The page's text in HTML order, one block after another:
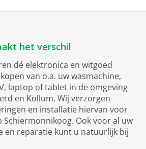
het verschil
dé elektronica en witgoed
van o.a. uw wasmachine,
laptop of tablet in de omgeving
en Kollum. Wij verzorgen
en installatie hiervan voor
Schiermonnikoog. Ook voor al uw
en reparatie kunt u natuurlijk bij